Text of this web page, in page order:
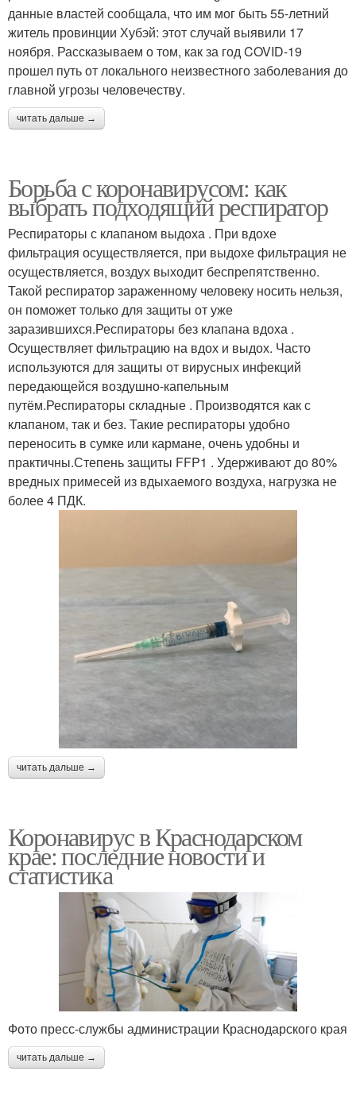
данные властей сообщала, что им мог быть 55-летний
житель провинции Хубэй: этот случай выявили 17
ноября. Рассказываем о том, как за год COVID-19
прошел путь от локального неизвестного заболевания до
главной угрозы человечеству.
читать дальше →
Борьба с коронавирусом: как
выбрать подходящий респиратор
Респираторы с клапаном выдоха . При вдохе
фильтрация осуществляется, при выдохе фильтрация не
осуществляется, воздух выходит беспрепятственно.
Такой респиратор зараженному человеку носить нельзя,
он поможет только для защиты от уже
заразившихся.Респираторы без клапана вдоха .
Осуществляет фильтрацию на вдох и выдох. Часто
используются для защиты от вирусных инфекций
передающейся воздушно-капельным
путём.Респираторы складные . Производятся как с
клапаном, так и без. Такие респираторы удобно
переносить в сумке или кармане, очень удобны и
практичны.Степень защиты FFP1 . Удерживают до 80%
вредных примесей из вдыхаемого воздуха, нагрузка не
более 4 ПДК.
читать дальше →
Коронавирус в Краснодарском
крае: последние новости и
статистика
Фото пресс-службы администрации Краснодарского края
читать дальше →